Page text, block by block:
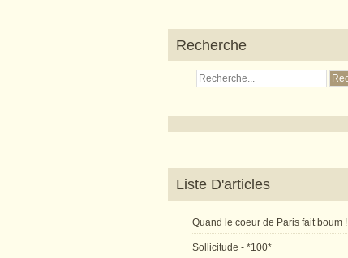
Recherche
Liste D'articles
Quand le coeur de Paris fait boum !
Sollicitude - *100*